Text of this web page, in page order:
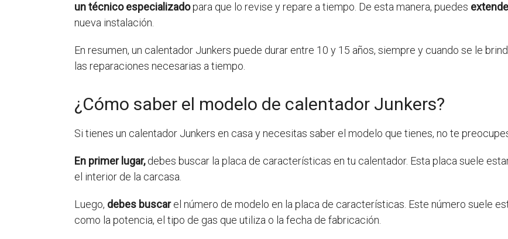
un técnico especializadopara que lo revise y repare a tiempo. De esta manera, puedes
nueva instalación.
En resumen, un calentador Junkers puede durar entre 10 y 15 años, siempre y cuando se le
las reparaciones necesarias a tiempo.
¿Cómo saber el modelo de calentador Junkers?
Si tienes un calentador Junkers en casa y necesitas saber el modelo que tienes, no te
En primer lugar,debes buscar la placa de características en tu calentador. Esta placa suele
el interior de la carcasa.
Luego, debes buscarel número de modelo en la placa de características. Este número suele
como la potencia, el tipo de gas que utiliza o la fecha de fabricación.